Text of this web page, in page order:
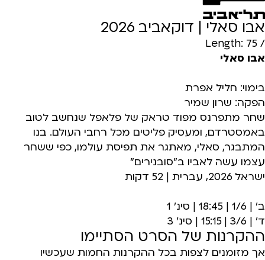
אבו סאלי | דוקאביב 2026
/ Length: 75
אבו סאלי
בימוי: חליל אפרת
הפקה: שרון שמיר
שחר מתפרנס מפוד טראק של פלאפל שנחשב לטוב
באמסטרדם, ומעסיק פליטים מכל רחבי העולם. בנו
המתבגר, סאלי, מאתגר את תפיסת עולמו, כפי ששחר
עצמו עשה לאביו ב"סובנירים"
ישראל 2026, עברית | 52 דקות
ב' | 1/6 | 18:45 | סינ' 1
ד' | 3/6 | 15:15 | סינ' 3
ההקרנות של הסרט הסתיימו
אך מזומנים לצפות בכל ההקרנות החמות שעכשיו